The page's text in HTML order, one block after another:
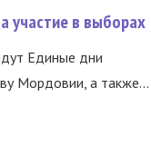
участие в выборах
Единые дни
Мордовии, а также...